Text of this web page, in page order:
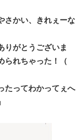
かい、きれぇーな
りがとうございま
れちゃった！（ゝ
たってわかってぇへ